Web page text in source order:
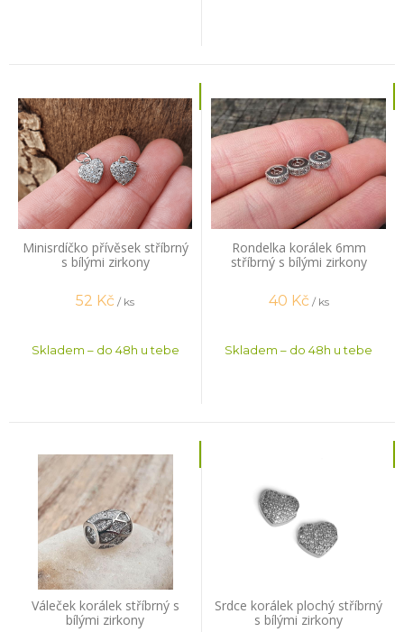
Minisrdíčko přívěsek stříbrný
s bílými zirkony
52 Kč / ks
Skladem – do 48h u tebe
Rondelka korálek 6mm
stříbrný s bílými zirkony
40 Kč / ks
Skladem – do 48h u tebe
Váleček korálek stříbrný s
bílými zirkony
Srdce korálek plochý stříbrný
s bílými zirkony